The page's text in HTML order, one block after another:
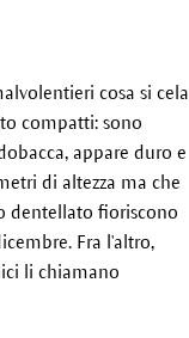
cosa si cela
compatti: sono
appare duro e
di altezza ma che
dentellato fioriscono
Fra l'altro,
li chiamano